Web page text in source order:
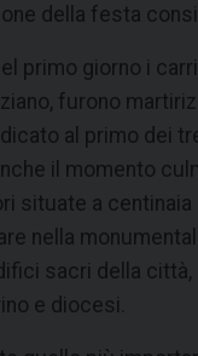
della festa
primo giorno i
furono
al primo dei
il momento
situate a
nella
sacri della
e diocesi.